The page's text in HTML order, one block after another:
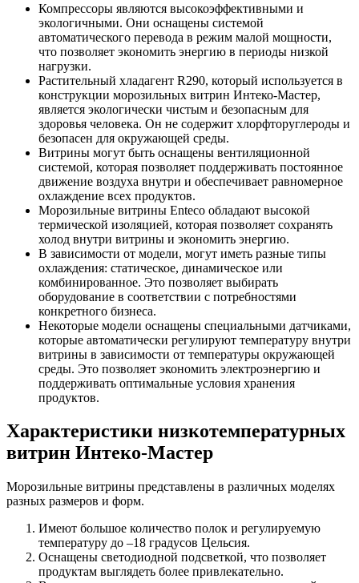
Компрессоры являются высокоэффективными и
экологичными. Они оснащены системой
автоматического перевода в режим малой мощности,
что позволяет экономить энергию в периоды низкой
нагрузки.
Растительный хладагент R290, который используется в
конструкции морозильных витрин Интеко-Мастер,
является экологически чистым и безопасным для
здоровья человека. Он не содержит хлорфторуглероды и
безопасен для окружающей среды.
Витрины могут быть оснащены вентиляционной
системой, которая позволяет поддерживать постоянное
движение воздуха внутри и обеспечивает равномерное
охлаждение всех продуктов.
Морозильные витрины Enteco обладают высокой
термической изоляцией, которая позволяет сохранять
холод внутри витрины и экономить энергию.
В зависимости от модели, могут иметь разные типы
охлаждения: статическое, динамическое или
комбинированное. Это позволяет выбирать
оборудование в соответствии с потребностями
конкретного бизнеса.
Некоторые модели оснащены специальными датчиками,
которые автоматически регулируют температуру внутри
витрины в зависимости от температуры окружающей
среды. Это позволяет экономить электроэнергию и
поддерживать оптимальные условия хранения
продуктов.
Характеристики низкотемпературных
витрин Интеко-Мастер
Морозильные витрины представлены в различных моделях
разных размеров и форм.
Имеют большое количество полок и регулируемую
температуру до –18 градусов Цельсия.
Оснащены светодиодной подсветкой, что позволяет
продуктам выглядеть более привлекательно.